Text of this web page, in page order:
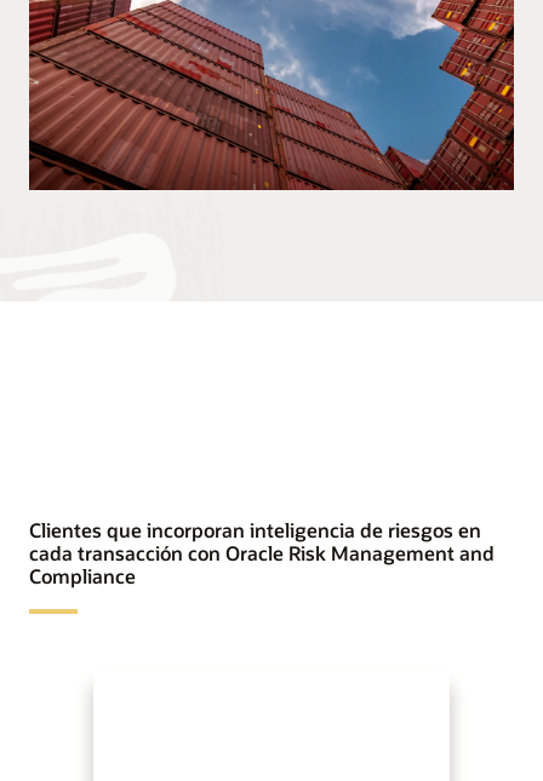
Clientes que incorporan inteligencia de riesgos en
cada transacción con Oracle Risk Management and
Compliance